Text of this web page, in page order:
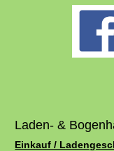
Laden- &
Einkauf /